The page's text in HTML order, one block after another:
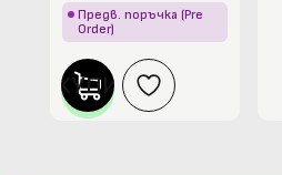
Предв. поръчка (Pre
Order)
КУПИ